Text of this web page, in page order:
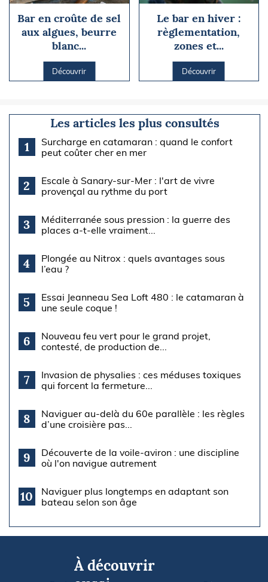
Bar en croûte de sel
aux algues, beurre
blanc...
Découvrir
Le bar en hiver :
règlementation,
zones et...
Découvrir
Les articles les plus consultés
1
Surcharge en catamaran : quand le confort
peut coûter cher en mer
2
Escale à Sanary-sur-Mer : l'art de vivre
provençal au rythme du port
3
Méditerranée sous pression : la guerre des
places a-t-elle vraiment...
4
Plongée au Nitrox : quels avantages sous
l’eau ?
5
Essai Jeanneau Sea Loft 480 : le catamaran à
une seule coque !
6
Nouveau feu vert pour le grand projet,
contesté, de production de...
7
Invasion de physalies : ces méduses toxiques
qui forcent la fermeture...
8
Naviguer au-delà du 60e parallèle : les règles
d’une croisière pas...
9
Découverte de la voile-aviron : une discipline
où l'on navigue autrement
10
Naviguer plus longtemps en adaptant son
bateau selon son âge
À découvrir